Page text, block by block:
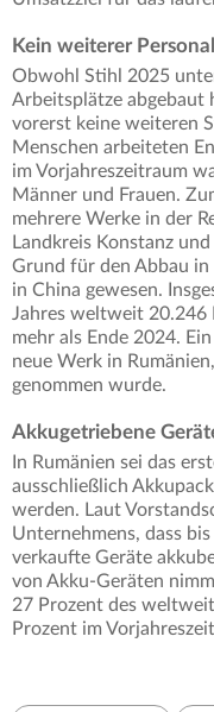
Kein weiterer
Obwohl Stihl 2025
Arbeitsplätze abgebaut
vorerst keine weiteren
Menschen arbeiteten
im Vorjahreszeitraum
Männer und Frauen.
mehrere Werke in der
Landkreis Konstanz
Grund für den Abbau in
in China gewesen.
Jahres weltweit 20.246
mehr als Ende 2024.
neue Werk in
genommen wurde.
Akkugetriebene
In Rumänien sei das
ausschließlich
werden. Laut
Unternehmens, dass
verkaufte Geräte
von Akku-Geräten
27 Prozent des
Prozent im